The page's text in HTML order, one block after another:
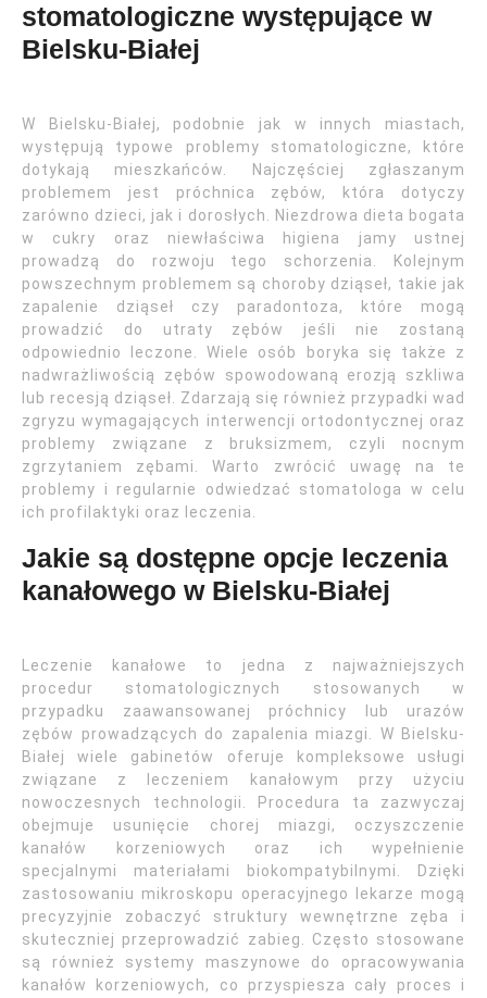
stomatologiczne występujące w
Bielsku-Białej
W Bielsku-Białej, podobnie jak w innych miastach,
występują typowe problemy stomatologiczne, które
dotykają mieszkańców. Najczęściej zgłaszanym
problemem jest próchnica zębów, która dotyczy
zarówno dzieci, jak i dorosłych. Niezdrowa dieta bogata
w cukry oraz niewłaściwa higiena jamy ustnej
prowadzą do rozwoju tego schorzenia. Kolejnym
powszechnym problemem są choroby dziąseł, takie jak
zapalenie dziąseł czy paradontoza, które mogą
prowadzić do utraty zębów jeśli nie zostaną
odpowiednio leczone. Wiele osób boryka się także z
nadwrażliwością zębów spowodowaną erozją szkliwa
lub recesją dziąseł. Zdarzają się również przypadki wad
zgryzu wymagających interwencji ortodontycznej oraz
problemy związane z bruksizmem, czyli nocnym
zgrzytaniem zębami. Warto zwrócić uwagę na te
problemy i regularnie odwiedzać stomatologa w celu
ich profilaktyki oraz leczenia.
Jakie są dostępne opcje leczenia
kanałowego w Bielsku-Białej
Leczenie kanałowe to jedna z najważniejszych
procedur stomatologicznych stosowanych w
przypadku zaawansowanej próchnicy lub urazów
zębów prowadzących do zapalenia miazgi. W Bielsku-
Białej wiele gabinetów oferuje kompleksowe usługi
związane z leczeniem kanałowym przy użyciu
nowoczesnych technologii. Procedura ta zazwyczaj
obejmuje usunięcie chorej miazgi, oczyszczenie
kanałów korzeniowych oraz ich wypełnienie
specjalnymi materiałami biokompatybilnymi. Dzięki
zastosowaniu mikroskopu operacyjnego lekarze mogą
precyzyjnie zobaczyć struktury wewnętrzne zęba i
skuteczniej przeprowadzić zabieg. Często stosowane
są również systemy maszynowe do opracowywania
kanałów korzeniowych, co przyspiesza cały proces i